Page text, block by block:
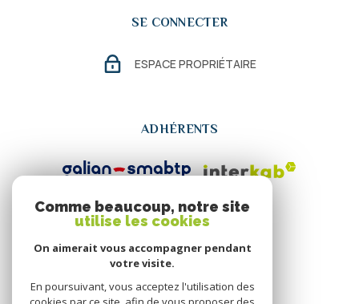
SE CONNECTER
ESPACE PROPRIÉTAIRE
ADHÉRENTS
Comme beaucoup, notre site
utilise les cookies
On aimerait vous accompagner pendant
votre visite.
En poursuivant, vous acceptez l'utilisation des